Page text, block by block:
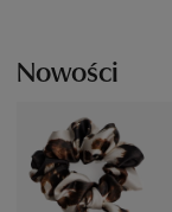
Nowości